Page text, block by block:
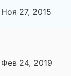
Ноя 27, 2015
Фев 24, 2019